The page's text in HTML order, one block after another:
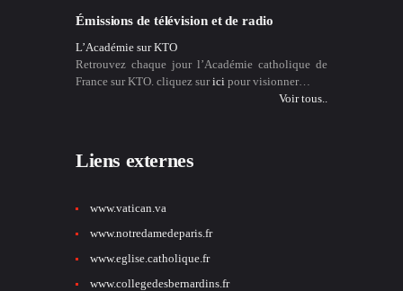
Émissions de télévision et de radio
L’Académie sur KTO
Retrouvez chaque jour l’Académie catholique de
France sur KTO. cliquez surici pour visionner…
Voir tous..
Liens externes
www.vatican.va
www.notredamedeparis.fr
www.eglise.catholique.fr
www.collegedesbernardins.fr